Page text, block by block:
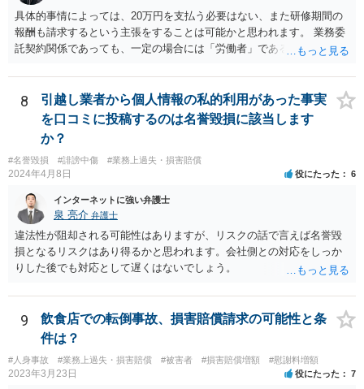
具体的事情によっては、20万円を支払う必要はない、また研修期間の
報酬も請求するという主張をすることは可能かと思われます。 業務委
託契約関係であっても、一定の場合には「労働者」であるとして労働
属性が認められる場合、すなわち、①使用者の指揮監督下において労
務の提供をする者であること、②労務に対する対償を支払われる者で
あることという２つの要件を満たした場合に認められるとされます。
この判断は、様々な個別的事情に照らして総合的に判断されるもので
す。 「労働者」であるといえる場合、20万円の違約金を予定する規
定は、労働基準法16条違反となります。したがって、「労働者」であ
ると主張し、労働基準法16条を根拠に20万円の支払を拒むことは考え
られます（ただしその場合も、現実に発生した損害分を別途請求され
ることはあり得ます）。 また「労働者」であるといえる場合、研修
期間とはいえ業務として研修への参加が強制されているのであれば、
研修期間分の報酬も請求できる可能性があります。すなわち、業務と
の関連性が認められる研修について、それが使用者の明示・黙示の指
示に基づくもので、その参加が事実上強制されている場合には、労働
の関連性が薄くても労働時間性が認められる場合もあります。研修に
労働時間性が認められる場合、少なくとも最低賃金分で計算した額を
請求することなどが考えられます。 これらのことは一般論であり、
本件にどうあてはまるのかは具体的な事情を詳しく聞かないと判断で
きないことですので、一度弁護士に相談されてもよいかと思います。
8
引越し業者から個人情報の私的利用があった事実
を口コミに投稿するのは名誉毀損に該当します
か？
#名誉毀損 #誹謗中傷 #業務上過失・損害賠償
2024年4月8日 役にたった 6
インターネットに強い弁護士
泉 亮介 弁護士
違法性が阻却される可能性はありますが、リスクの話で言えば名誉毀
損となるリスクはあり得るかと思われます。会社側との対応をしっか
りした後でも対応として遅くはないでしょう。
9
飲食店での転倒事故、損害賠償請求の可能性と条
件は？
#人身事故 #業務上過失・損害賠償 #被害者 #損害賠償増額 #慰謝料増額
2023年3月23日 役にたった 7